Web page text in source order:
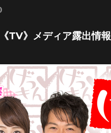
TV》メディア露出情報